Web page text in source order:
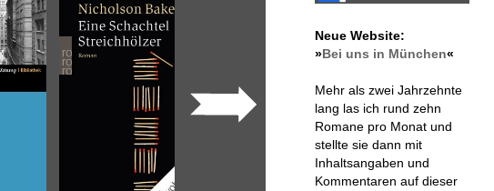
Neue Website:
»Bei uns in München«
Mehr als zwei Jahrzehnte
lang las ich rund zehn
Romane pro Monat und
stellte sie dann mit
Inhaltsangaben und
Kommentaren auf dieser